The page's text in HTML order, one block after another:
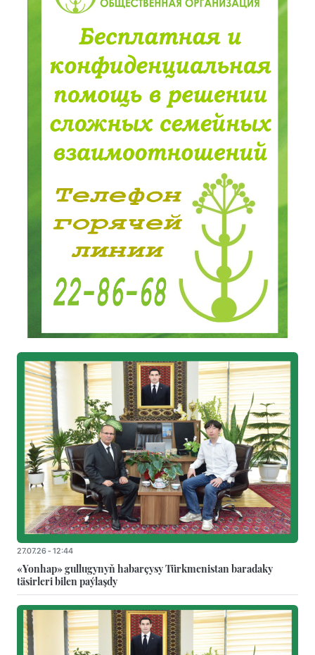
27.07.26 - 12:44
«Yonhap» gullugynyň habarçysy Türkmenistan baradaky
täsirleri bilen paýlaşdy